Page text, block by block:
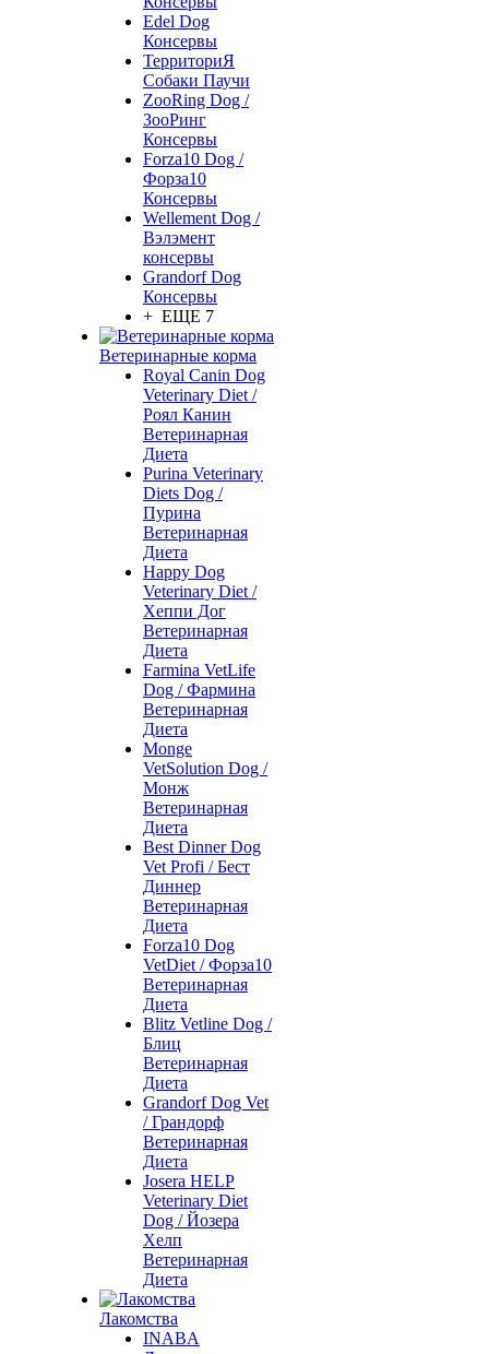
Edel Dog
Консервы
ТерриториЯ
Собаки Паучи
ZooRing Dog /
ЗооРинг
Консервы
Forza10 Dog /
Форза10
Консервы
Wellement Dog /
Вэлэмент
консервы
Grandorf Dog
Консервы
+ ЕЩЕ 7
Ветеринарные корма
Royal Canin Dog
Veterinary Diet /
Роял Канин
Ветеринарная
Диета
Purina Veterinary
Diets Dog /
Пурина
Ветеринарная
Диета
Happy Dog
Veterinary Diet /
Хеппи Дог
Ветеринарная
Диета
Farmina VetLife
Dog / Фармина
Ветеринарная
Диета
Monge
VetSolution Dog /
Монж
Ветеринарная
Диета
Best Dinner Dog
Vet Profi / Бест
Диннер
Ветеринарная
Диета
Forza10 Dog
VetDiet / Форза10
Ветеринарная
Диета
Blitz Vetline Dog /
Блиц
Ветеринарная
Диета
Grandorf Dog Vet
/ Грандорф
Ветеринарная
Диета
Josera HELP
Veterinary Diet
Dog / Йозера
Хелп
Ветеринарная
Диета
Лакомства
INABA